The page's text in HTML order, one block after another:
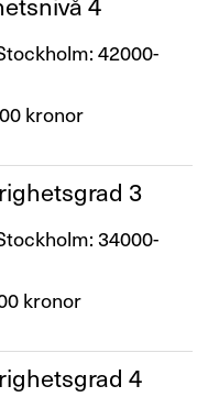
Semester
Sjukskrivning
Uppsägning
Finansförbundet
Press & opinion
Förtroendevald
42000-
00kronor
3
34000-
kronor
4